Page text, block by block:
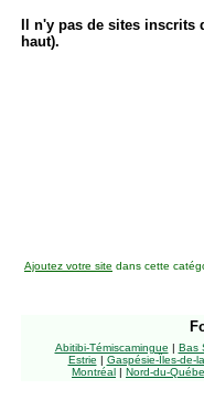
Il n'y pas de sites
haut).
Ajoutez votre site dans cette
Abitibi-Témiscamingue | Bas
Estrie | Gaspésie-Îles-de-
Montréal | Nord-du-